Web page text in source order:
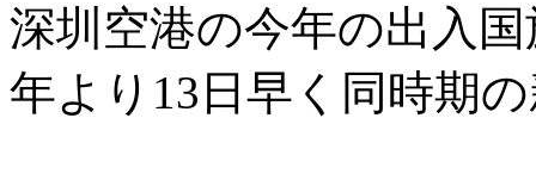
深圳空港の今年の出入
年より13日早く同時期